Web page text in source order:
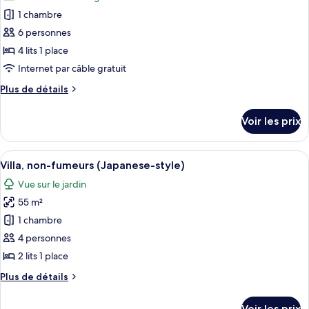
Premium
style)
photos
pour
ce
type
chambre :
(Japanese-
style)
1 chambre
6 personnes
4 lits 1 place
Internet par câble gratuit
Plus de détails
Plus
le
type
de
Chambre
Classique
(Japanese-
style)
Voir les prix
Afficher
toutes
les
photos
pour
ce
type
chambre :
Une chambre à coucher avec un lit,
5
Villa, non-fumeurs (Japanese-style)
Vue sur le jardin
55 m²
1 chambre
4 personnes
2 lits 1 place
Plus de détails
Plus